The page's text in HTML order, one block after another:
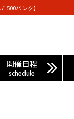
500バンク】
開催日程
schedule